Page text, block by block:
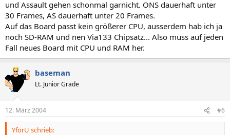
und Assault gehen schonmal garnicht. ONS dauerhaft unter
30 Frames, AS dauerhaft unter 20 Frames.
Auf das Board passt kein größerer CPU, ausserdem hab ich ja
noch SD-RAM und nen Via133 Chipsatz... Also muss auf jeden
Fall neues Board mit CPU und RAM her.
baseman
Lt. Junior Grade
12. März 2004 #6
YforU schrieb: